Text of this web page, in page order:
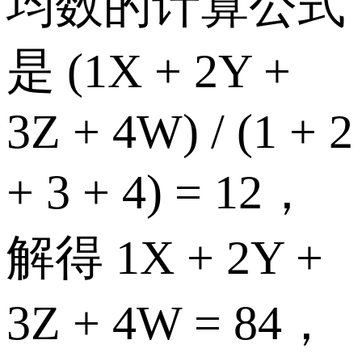
是 (1X + 2Y +
3Z + 4W) / (1 + 2
+ 3 + 4) = 12，
解得 1X + 2Y +
3Z + 4W = 84，